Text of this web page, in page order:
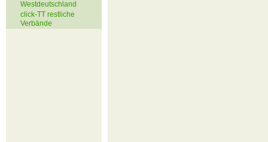
Westdeutschland
click-TT restliche
Verbände